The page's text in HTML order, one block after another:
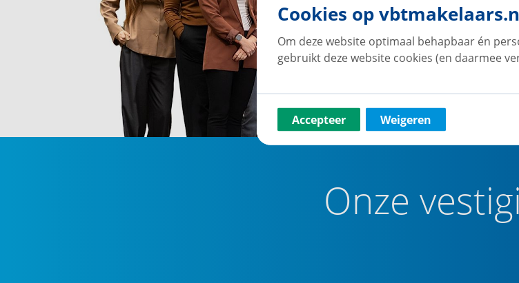
Onze
Cookies op
Om deze website optimaal behapbaar én
gebruikt deze website cookies (en daarmee
Accepteer Weigeren